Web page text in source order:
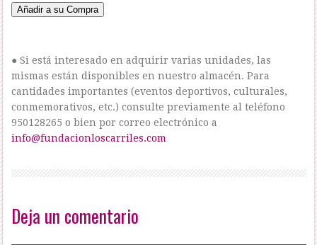
● Si está interesado en adquirir varias unidades, las
mismas están disponibles en nuestro almacén. Para
cantidades importantes (eventos deportivos, culturales,
conmemorativos, etc.) consulte previamente al teléfono
950128265 o bien por correo electrónico a
info@fundacionloscarriles.com
Deja un comentario